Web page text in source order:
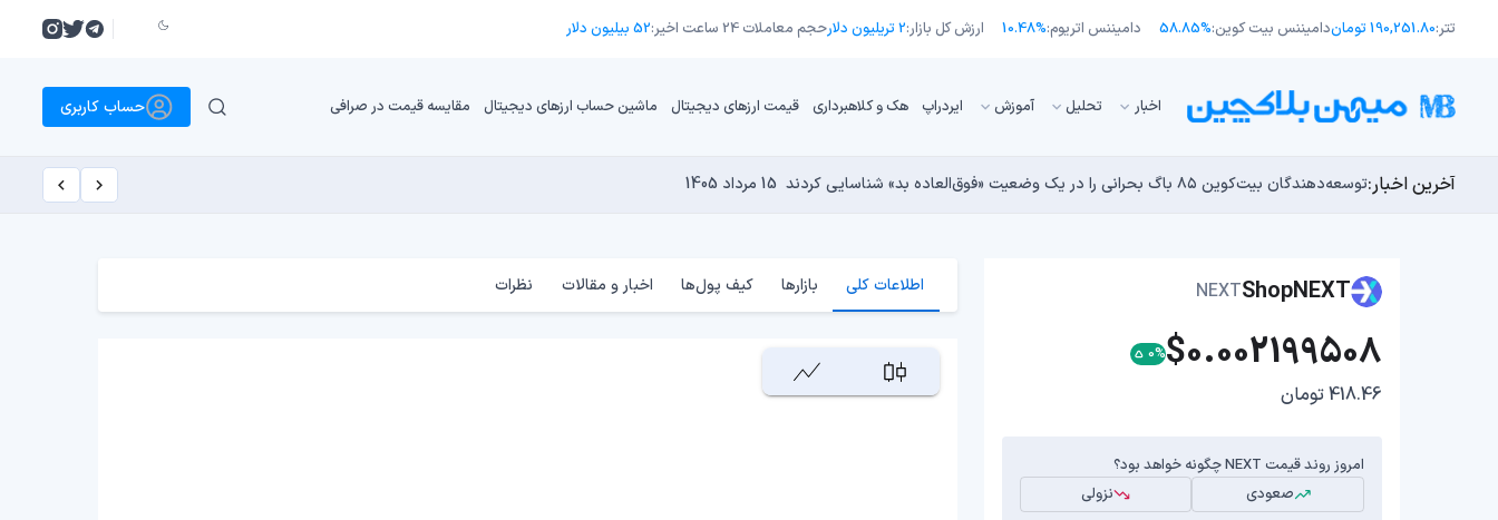
تتر:190,251.80 تومان دامیننس بیت کوین:58.85% دامیننس اتریوم:10.48% ارزش کل بازار:2 تریلیون دلار حجم معاملات 24 ساعت اخیر: 52 بیلیون دلار
اﺧﺒﺎر تحلیل آموزش ایردراپ هک و کلاهبرداری قیمت ارزهای دیجیتال ماشین حساب ارزهای دیجیتال مقایسه قیمت در صرافی حساب کاربری
آخرین اخبار:توسعه‌دهندگان بیت‌کوین ۸۵ باگ بحرانی را در یک وضعیت «فوق‌العاده بد» شناسایی کردند 15 مرداد 1405 اوج‌گیری طلا با تقاضای چین؛ چرا قیمت بیت کوین در ۶۴ هزار دلار درجا می‌زند؟ 15 مرداد 1405
بدترین نمودار برای گاوهای بیت کوین؛ آیا دوران رالی‌های نجومی به پایان رسیده است؟ 14 مرداد 1405 انتقال ۶۶ میلیون دلاری بیت کوین توسط مایکرواستراتژی؛ آیا فشار فروش جدیدی در راه است؟ 14 مرداد 1405 یک نقشه راه کوانتومی، بیت‌کوین را بسیار بالاتر خواهد برد 13 مرداد 1405
ShopNEXT
NEXT
$0.002199508
0%
418.46 تومان
امروز روند قیمت NEXT چگونه خواهد بود؟
صعودی
نزولی
اطلاعات کلی بازارها کیف پول‌ها اخبار و مقالات نظرات